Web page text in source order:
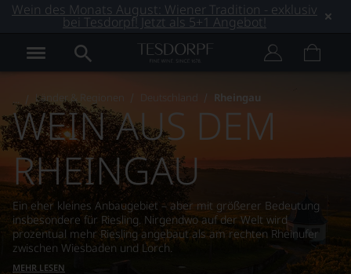
Wein des Monats August: Wiener Tradition - exklusiv
bei Tesdorpf! Jetzt als 5+1 Angebot!
Länder & Regionen Deutschland Rheingau
WEIN AUS DEM
RHEINGAU
Ein eher kleines Anbaugebiet – aber mit größerer Bedeutung
insbesondere für Riesling. Nirgendwo auf der Welt wird
prozentual mehr Riesling angebaut als am rechten Rheinufer
zwischen Wiesbaden und Lorch.
MEHR LESEN